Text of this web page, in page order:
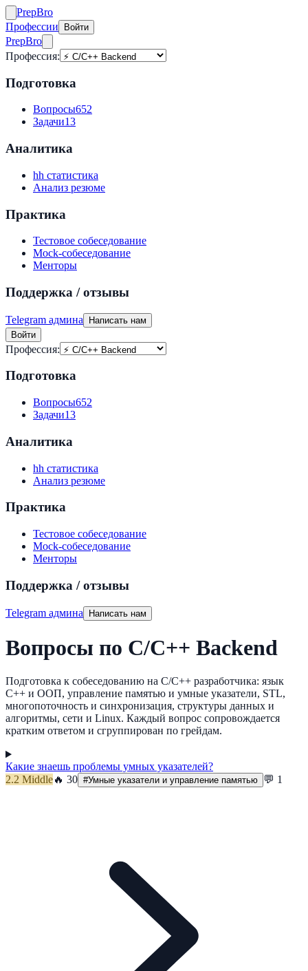
PrepBro
Профессии
Войти
PrepBro
Профессия:
Подготовка
Вопросы652
Задачи13
Аналитика
hh статистика
Анализ резюме
Практика
Тестовое собеседование
Mock-собеседование
Менторы
Поддержка / отзывы
Telegram админа
Написать нам
Войти
Профессия:
Подготовка
Вопросы652
Задачи13
Аналитика
hh статистика
Анализ резюме
Практика
Тестовое собеседование
Mock-собеседование
Менторы
Поддержка / отзывы
Telegram админа Написать нам
Вопросы по C/C++ Backend
Подготовка к собеседованию на C/C++ разработчика: язык
C++ и ООП, управление памятью и умные указатели, STL,
многопоточность и синхронизация, структуры данных и
алгоритмы, сети и Linux. Каждый вопрос сопровождается
кратким ответом и сгруппирован по грейдам.
Какие знаешь проблемы умных указателей?
2.2 Middle🔥 30 #Умные указатели и управление памятью 💬 1